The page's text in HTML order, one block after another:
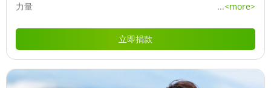
力量
...<more>
立即捐款